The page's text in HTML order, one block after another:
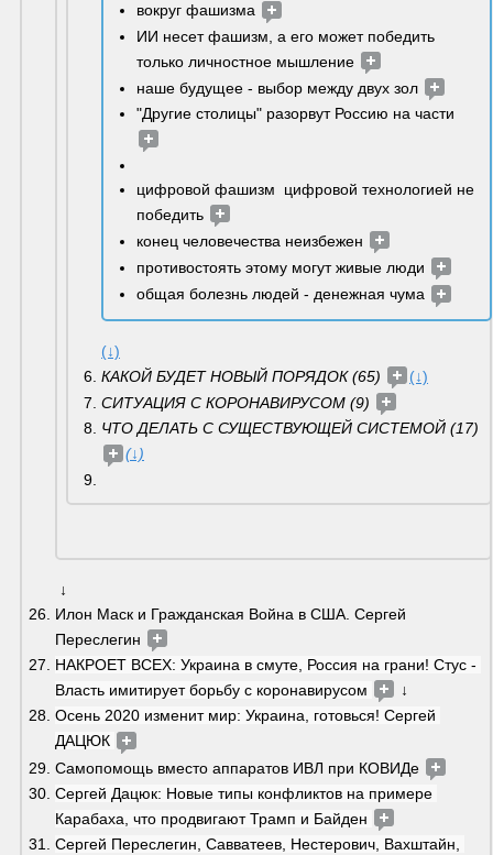
вокруг фашизма
ИИ несет фашизм, а его может победить
только личностное мышление
наше будущее - выбор между двух зол
"Другие столицы" разорвут Россию на части
цифровой фашизм  цифровой технологией не
победить
конец человечества неизбежен
противостоять этому могут живые люди
общая болезнь людей - денежная чума
(↓)
КАКОЙ БУДЕТ НОВЫЙ ПОРЯДОК (65)
(↓)
СИТУАЦИЯ С КОРОНАВИРУСОМ (9)
(↓)
↓
Илон Маск и Гражданская Война в США. Сергей
Переслегин
НАКРОЕТ ВСЕХ: Украина в смуте, Россия на грани! Стус -
Власть имитирует борьбу с коронавирусом
↓
Осень 2020 изменит мир: Украина, готовься! Сергей
ДАЦЮК
Самопомощь вместо аппаратов ИВЛ при КОВИДе
Сергей Дацюк: Новые типы конфликтов на примере
Карабаха, что продвигают Трамп и Байден
Сергей Переслегин, Савватеев, Нестерович, Вахштайн,